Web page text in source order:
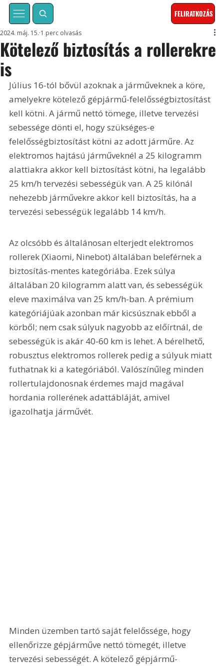
FELIRATKOZÁS
Kötelező biztosítás a rollerekre
is
2024. máj. 15. 1 perc olvasás
Július 16-tól bővül azoknak a járműveknek a köre,
amelyekre kötelező gépjármű-felelősségbiztosítást
kell kötni. A jármű nettó tömege, illetve tervezési
sebessége dönti el, hogy szükséges-e
felelősségbiztosítást kötni az adott járműre. Az
elektromos hajtású járműveknél a 25 kilogramm
alattiakra akkor kell biztosítást kötni, ha legalább
25 km/h tervezési sebességük van. A 25 kilónál
nehezebb járművekre akkor kell biztosítás, ha a
tervezési sebességük legalább 14 km/h.
Az olcsóbb és általánosan elterjedt elektromos
rollerek (Xiaomi, Ninebot) általában beleférnek a
biztosítás-mentes kategóriába. Ezek súlya
általában 20 kilogramm alatt van, és sebességük
eleve maximálva van 25 km/h-ban. A prémium
kategóriájúak azonban már kicsúsznak ebből a
körből; nem csak súlyuk nagyobb az előírtnál, de
sebességük is akár 40-60 km is lehet. A bérelhető,
robusztus elektromos rollerek pedig a súlyuk miatt
futhatnak ki a kategóriából. Valószínűleg minden
rollertulajdonosnak érdemes majd magával
hordania rollerének adattábláját, amivel
igazolhatja járművét.
Minden üzemben tartó saját felelőssége, hogy
ellenőrizze gépjárműve nettó tömegét, illetve
tervezési sebességét. A kötelező gépjármű-